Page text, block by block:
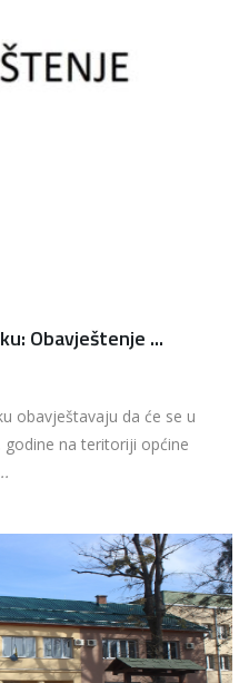
Obavještenje ...
obavještavaju da će se u
godine na teritoriji općine